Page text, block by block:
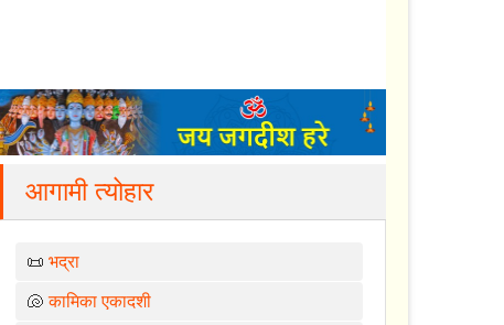
आगामी त्योहार
📜भद्रा
🐚कामिका एकादशी